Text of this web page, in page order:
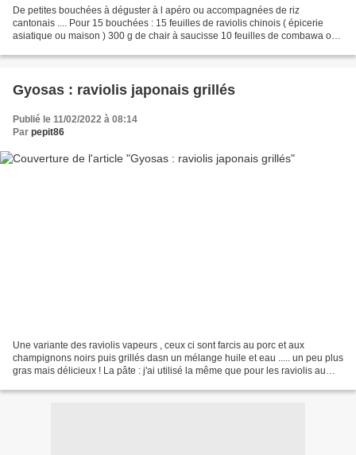
De petites bouchées à déguster à l apéro ou accompagnées de riz
cantonais .... Pour 15 bouchées : 15 feuilles de raviolis chinois ( épicerie
asiatique ou maison ) 300 g de chair à saucisse 10 feuilles de combawa ou
Gyosas : raviolis japonais grillés
Publié le 11/02/2022 à 08:14
Par pepit86
Une variante des raviolis vapeurs , ceux ci sont farcis au porc et aux
champignons noirs puis grillés dasn un mélange huile et eau ..... un peu plus
gras mais délicieux ! La pâte : j'ai utilisé la même que pour les raviolis au